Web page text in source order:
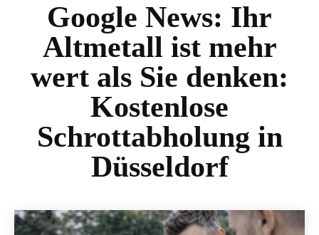
Google News: Ihr
Altmetall ist mehr
wert als Sie denken:
Kostenlose
Schrottabholung in
Düsseldorf